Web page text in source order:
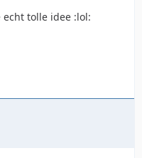
tolle idee :lol: